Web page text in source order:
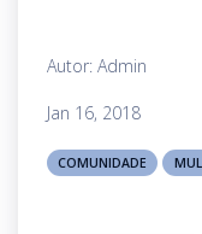
Autor: Admin
Jan 16, 2018
COMUNIDADE